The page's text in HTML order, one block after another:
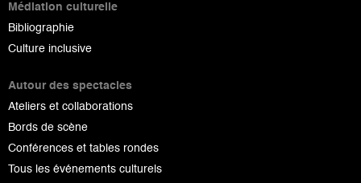
Médiation culturelle
Bibliographie
Culture inclusive
Autour des spectacles
Ateliers et collaborations
Bords de scène
Conférences et tables rondes
Tous les événements culturels